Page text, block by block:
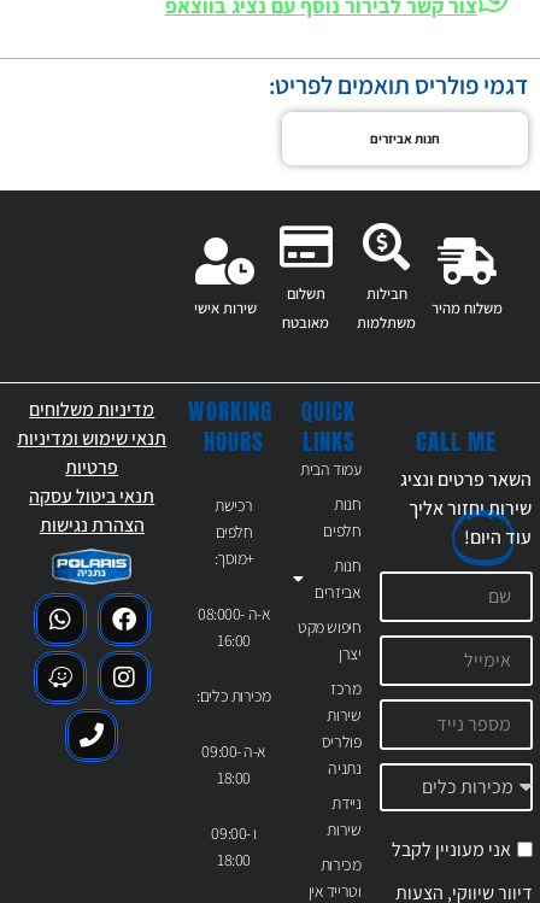
דגמי פולריס תואמים לפריט:
חנות אביזרים
משלוח מהיר
חבילות
משתלמות
תשלום
מאובטח
שירות אישי
QUICK
LINKS
עמוד הבית
חנות
חלפים
חנות
אביזרים
חיפוש מקט
יצרן
מרכז
שירות
פולריס
נתניה
ניידת
שירות
מכירות
וטרייד אין
WORKING
HOURS
רכישת
חלפים
+מוסך:
א-ה 08:000-
16:00
מכירות כלים:
א-ה 09:00-
18:00
ו 09:00-
18:00
CALL ME
השאר פרטים ונציג
שירות יחזור אליך
עודהיום!
אני מעוניין לקבל
דיוור שיווקי, הצעות
מדיניות משלוחים
תנאי שימוש ומדיניות
פרטיות
תנאי ביטול עסקה
הצהרת נגישות